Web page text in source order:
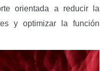
orientada a reducir la
y optimizar la función